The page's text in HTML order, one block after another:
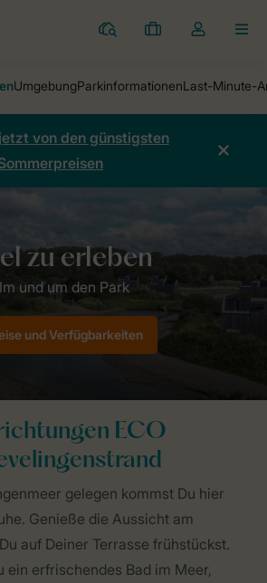
Ferienparks
Meine
Dropdown-
öffnen
von den günstigsten
und Verfügbarkeiten
ECO
gelegen kommst Du hier
Genieße die Aussicht am
auf Deiner Terrasse frühstückst.
ein erfrischendes Bad im Meer,